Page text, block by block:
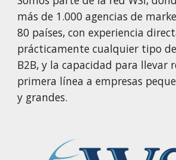
más de 1.000 agencias de
80 países, con experiencia
prácticamente cualquier tipo
B2B, y la capacidad para llevar
primera línea a empresas
y grandes.